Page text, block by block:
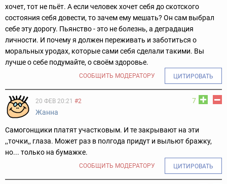
хочет, тот не пьёт. А если человек хочет себя до скотского
состояния себя довести, то зачем ему мешать? Он сам выбрал
себе эту дорогу. Пьянство - это не болезнь, а деградация
личности. И почему я должен переживать и заботиться о
моральных уродах, которые сами себя сделали такими. Вы
лучше о себе подумайте, о своём здоровье.
СООБЩИТЬ МОДЕРАТОРУ ЦИТИРОВАТЬ
7
20 ФЕВ 20:21 #2
Жанна
Самогонщики платят участковым. И те закрывают на эти
,,точки,, глаза. Может раз в полгода придут и выльют бражку,
но... только на бумажке.
СООБЩИТЬ МОДЕРАТОРУ ЦИТИРОВАТЬ